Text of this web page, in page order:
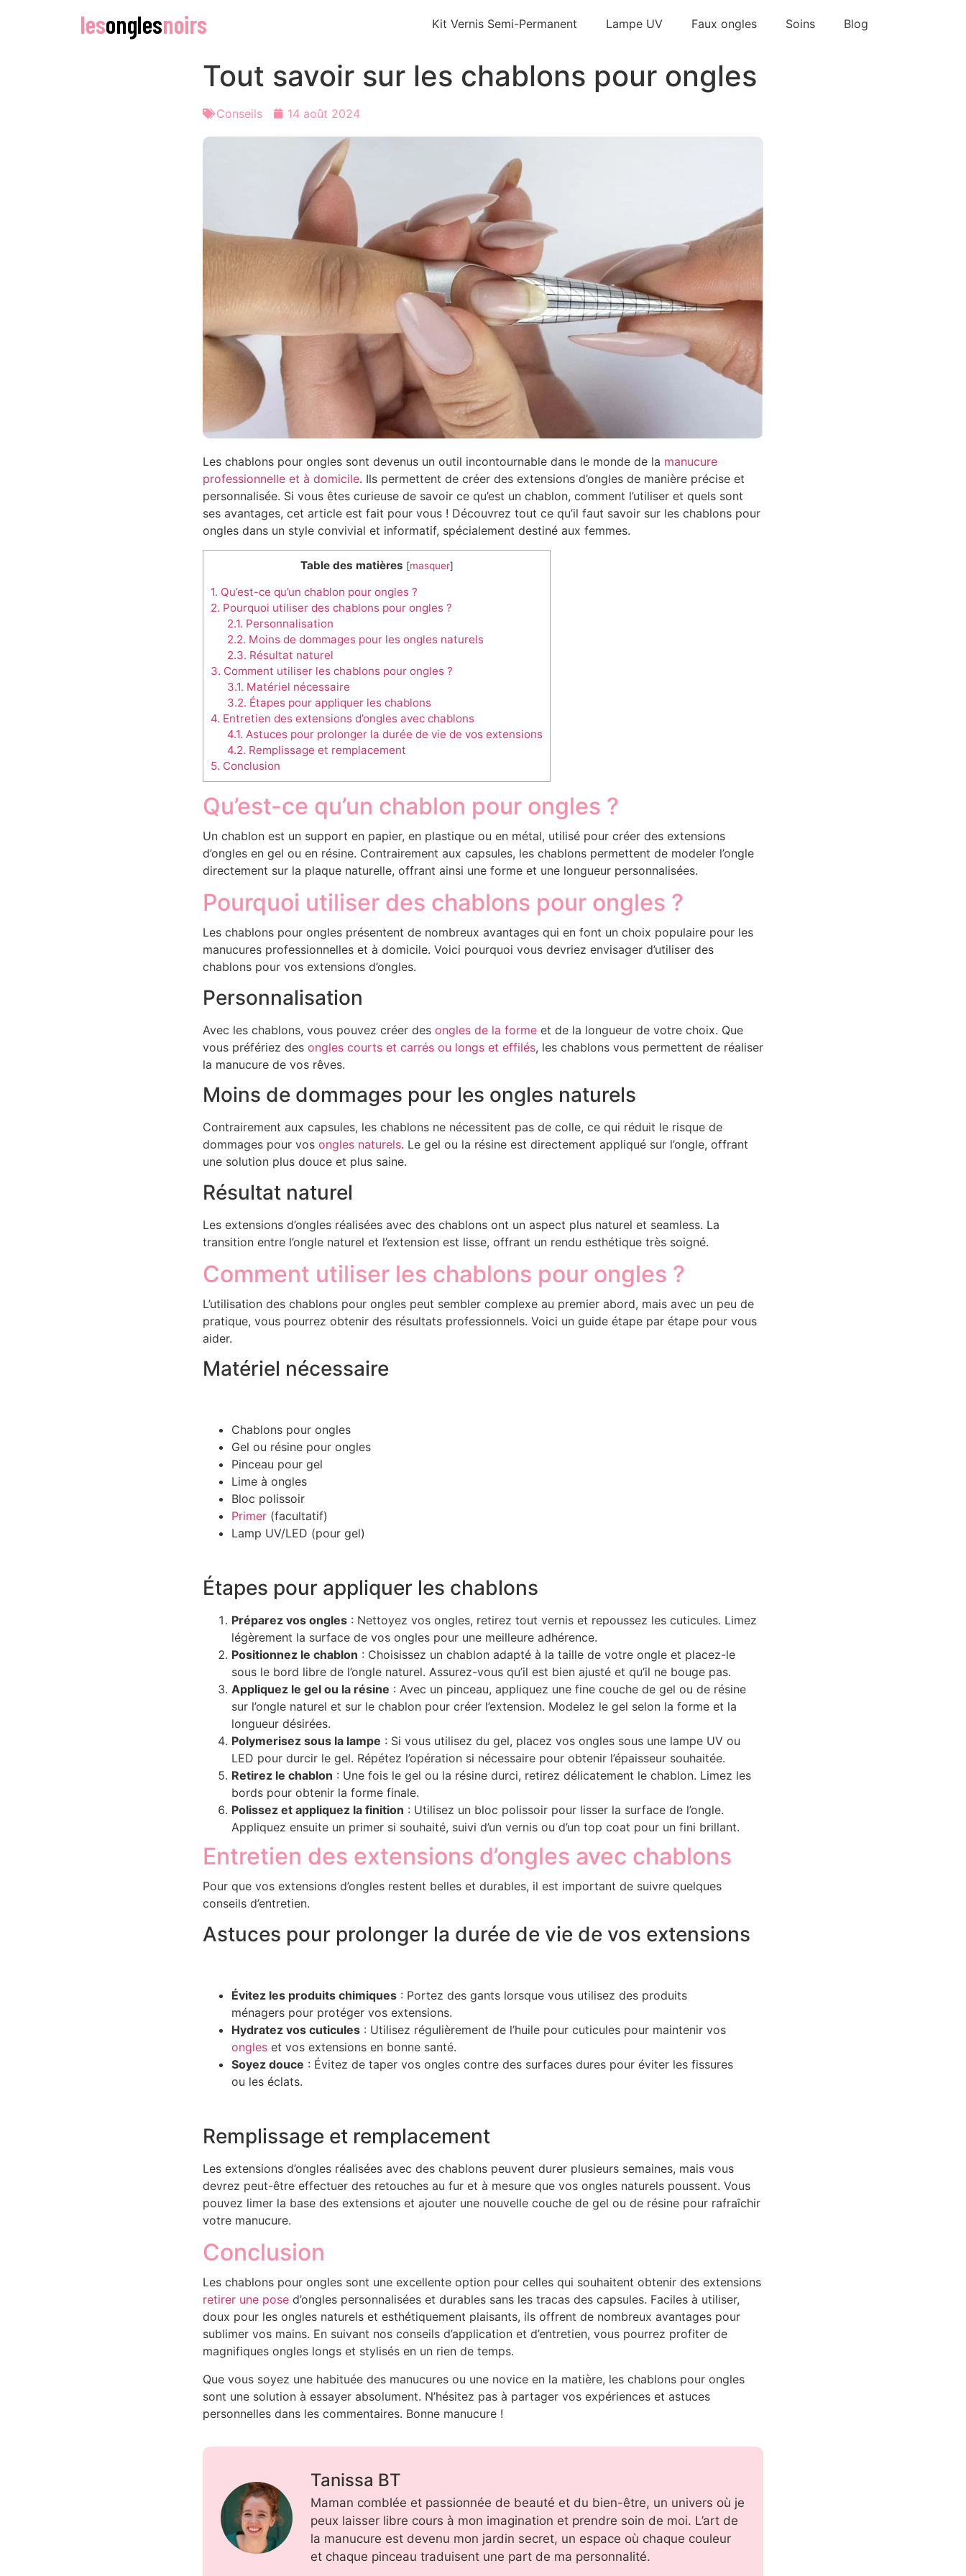
lesonglesnoirs Kit Vernis Semi-Permanent Lampe UV Faux ongles Soins Blog
Tout savoir sur les chablons pour ongles
Conseils 14 août 2024
Les chablons pour ongles sont devenus un outil incontournable dans le monde de la manucure
professionnelle et à domicile. Ils permettent de créer des extensions d’ongles de manière précise et
personnalisée. Si vous êtes curieuse de savoir ce qu’est un chablon, comment l’utiliser et quels sont
ses avantages, cet article est fait pour vous ! Découvrez tout ce qu’il faut savoir sur les chablons pour
ongles dans un style convivial et informatif, spécialement destiné aux femmes.
Table des matières [masquer]
1. Qu’est-ce qu’un chablon pour ongles ?
2. Pourquoi utiliser des chablons pour ongles ?
2.1. Personnalisation
2.2. Moins de dommages pour les ongles naturels
2.3. Résultat naturel
3. Comment utiliser les chablons pour ongles ?
3.1. Matériel nécessaire
3.2. Étapes pour appliquer les chablons
4. Entretien des extensions d’ongles avec chablons
4.1. Astuces pour prolonger la durée de vie de vos extensions
4.2. Remplissage et remplacement
5. Conclusion
Qu’est-ce qu’un chablon pour ongles ?
Un chablon est un support en papier, en plastique ou en métal, utilisé pour créer des extensions
d’ongles en gel ou en résine. Contrairement aux capsules, les chablons permettent de modeler l’ongle
directement sur la plaque naturelle, offrant ainsi une forme et une longueur personnalisées.
Pourquoi utiliser des chablons pour ongles ?
Les chablons pour ongles présentent de nombreux avantages qui en font un choix populaire pour les
manucures professionnelles et à domicile. Voici pourquoi vous devriez envisager d’utiliser des
chablons pour vos extensions d’ongles.
Personnalisation
Avec les chablons, vous pouvez créer des ongles de la forme et de la longueur de votre choix. Que
vous préfériez des ongles courts et carrés ou longs et effilés, les chablons vous permettent de réaliser
la manucure de vos rêves.
Moins de dommages pour les ongles naturels
Contrairement aux capsules, les chablons ne nécessitent pas de colle, ce qui réduit le risque de
dommages pour vos ongles naturels. Le gel ou la résine est directement appliqué sur l’ongle, offrant
une solution plus douce et plus saine.
Résultat naturel
Les extensions d’ongles réalisées avec des chablons ont un aspect plus naturel et seamless. La
transition entre l’ongle naturel et l’extension est lisse, offrant un rendu esthétique très soigné.
Comment utiliser les chablons pour ongles ?
L’utilisation des chablons pour ongles peut sembler complexe au premier abord, mais avec un peu de
pratique, vous pourrez obtenir des résultats professionnels. Voici un guide étape par étape pour vous
aider.
Matériel nécessaire
Chablons pour ongles
Gel ou résine pour ongles
Pinceau pour gel
Lime à ongles
Bloc polissoir
Primer (facultatif)
Lamp UV/LED (pour gel)
Étapes pour appliquer les chablons
Préparez vos ongles : Nettoyez vos ongles, retirez tout vernis et repoussez les cuticules. Limez
légèrement la surface de vos ongles pour une meilleure adhérence.
Positionnez le chablon : Choisissez un chablon adapté à la taille de votre ongle et placez-le
sous le bord libre de l’ongle naturel. Assurez-vous qu’il est bien ajusté et qu’il ne bouge pas.
Appliquez le gel ou la résine : Avec un pinceau, appliquez une fine couche de gel ou de résine
sur l’ongle naturel et sur le chablon pour créer l’extension. Modelez le gel selon la forme et la
longueur désirées.
Polymerisez sous la lampe : Si vous utilisez du gel, placez vos ongles sous une lampe UV ou
LED pour durcir le gel. Répétez l’opération si nécessaire pour obtenir l’épaisseur souhaitée.
Retirez le chablon : Une fois le gel ou la résine durci, retirez délicatement le chablon. Limez les
bords pour obtenir la forme finale.
Polissez et appliquez la finition : Utilisez un bloc polissoir pour lisser la surface de l’ongle.
Appliquez ensuite un primer si souhaité, suivi d’un vernis ou d’un top coat pour un fini brillant.
Entretien des extensions d’ongles avec chablons
Pour que vos extensions d’ongles restent belles et durables, il est important de suivre quelques
conseils d’entretien.
Astuces pour prolonger la durée de vie de vos extensions
Évitez les produits chimiques : Portez des gants lorsque vous utilisez des produits
ménagers pour protéger vos extensions.
Hydratez vos cuticules : Utilisez régulièrement de l’huile pour cuticules pour maintenir vos
ongles et vos extensions en bonne santé.
Soyez douce : Évitez de taper vos ongles contre des surfaces dures pour éviter les fissures
ou les éclats.
Remplissage et remplacement
Les extensions d’ongles réalisées avec des chablons peuvent durer plusieurs semaines, mais vous
devrez peut-être effectuer des retouches au fur et à mesure que vos ongles naturels poussent. Vous
pouvez limer la base des extensions et ajouter une nouvelle couche de gel ou de résine pour rafraîchir
votre manucure.
Conclusion
Les chablons pour ongles sont une excellente option pour celles qui souhaitent obtenir des extensions
retirer une pose d’ongles personnalisées et durables sans les tracas des capsules. Faciles à utiliser,
doux pour les ongles naturels et esthétiquement plaisants, ils offrent de nombreux avantages pour
sublimer vos mains. En suivant nos conseils d’application et d’entretien, vous pourrez profiter de
magnifiques ongles longs et stylisés en un rien de temps.
Que vous soyez une habituée des manucures ou une novice en la matière, les chablons pour ongles
sont une solution à essayer absolument. N’hésitez pas à partager vos expériences et astuces
personnelles dans les commentaires. Bonne manucure !
Tanissa BT
Maman comblée et passionnée de beauté et du bien-être, un univers où je
peux laisser libre cours à mon imagination et prendre soin de moi. L’art de
la manucure est devenu mon jardin secret, un espace où chaque couleur
et chaque pinceau traduisent une part de ma personnalité.